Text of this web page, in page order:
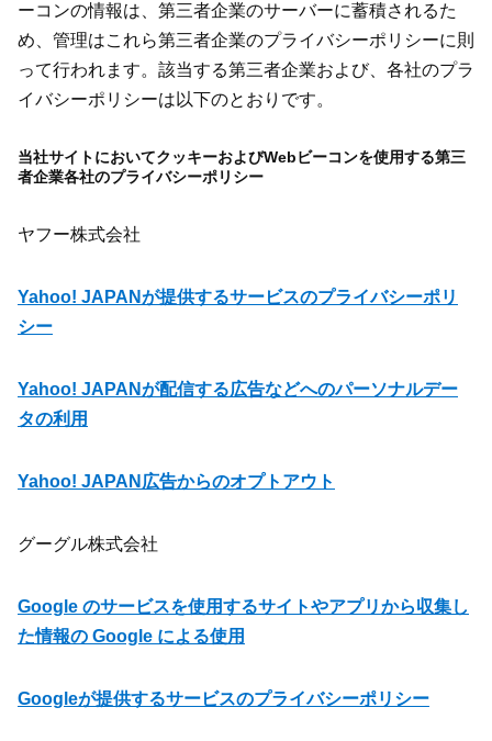
ーコンの情報は、第三者企業のサーバーに蓄積されるた
め、管理はこれら第三者企業のプライバシーポリシーに則
って行われます。該当する第三者企業および、各社のプラ
イバシーポリシーは以下のとおりです。
当社サイトにおいてクッキーおよびWebビーコンを使用する第三
者企業各社のプライバシーポリシー
ヤフー株式会社
Yahoo! JAPANが提供するサービスのプライバシーポリ
シー
Yahoo! JAPANが配信する広告などへのパーソナルデー
タの利用
Yahoo! JAPAN広告からのオプトアウト
グーグル株式会社
Google のサービスを使用するサイトやアプリから収集し
た情報の Google による使用
Googleが提供するサービスのプライバシーポリシー